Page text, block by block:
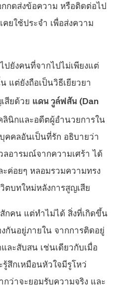
กกดส่งข้อความ หรือติดต่อไป
คยใช้ประจำ เพื่อส่งความ
ปยังคนที่จากไปไม่เพียงแต่
แต่ยังถือเป็นวิธีเยียวยา
สียด้วย แดน วูล์ฟสัน​ (Dan
นิกและอดีตผู้อำนวยการใน
คคลอันเป็นที่รัก อธิบายว่า
ลอารมณ์จากความเศร้า ได้
ค่อยๆ หลอมรวมความทรง
ตบทใหม่หลังการสูญเสีย
สักคน แต่ทำไม่ได้ สิ่งที่เกิดขึ้น
กันอยู่ภายใน จากการติดอยู่
ละสับสน เช่นเดียวกับเมื่อ
รู้สึกเหมือนหัวใจมีรูโหว่
ว่าจะยอมรับความจริง และ